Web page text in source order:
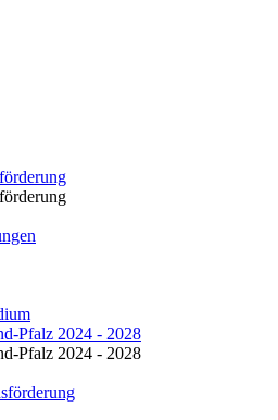
Pfalz 2024 - 2028
Pfalz 2024 - 2028